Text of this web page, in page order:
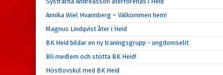
Annika Wiel Hvannberg – Välkommen hem!
Magnus Lindqvist åter i Heid
BK Heid bildar en ny träningsgrupp - ungdomselit
Bli medlem och stötta BK Heid!
Höstlovskul med BK Heid